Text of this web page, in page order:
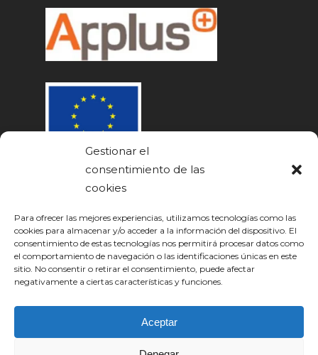
Gestionar el
consentimiento de las
cookies
Para ofrecer las mejores experiencias, utilizamos tecnologías como las
cookies para almacenar y/o acceder a la información del dispositivo. El
consentimiento de estas tecnologías nos permitirá procesar datos como
el comportamiento de navegación o las identificaciones únicas en este
sitio. No consentir o retirar el consentimiento, puede afectar
negativamente a ciertas características y funciones.
Aceptar